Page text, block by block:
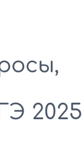
2025